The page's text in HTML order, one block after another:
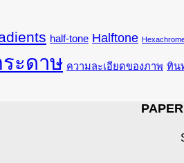
half-tone Halftone
ะดาษ ความละเอียดของภาพ ทิน